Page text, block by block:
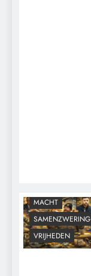
MACHT
SAMENZWERING
VRIJHEDEN